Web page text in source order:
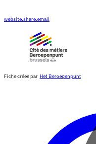
website.share.email
Fiche créee par Het Beroepenpunt